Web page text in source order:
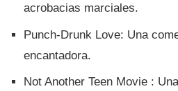
acrobacias marciales.
Punch-Drunk Love: Una
encantadora.
Not Another Teen Movie :